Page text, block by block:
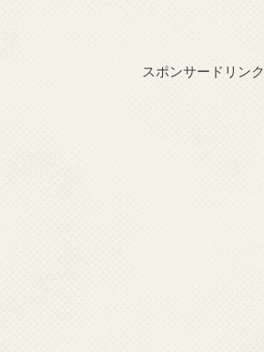
スポンサードリンク